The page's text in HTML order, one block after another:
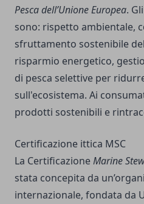
Pesca dell’Unione Europea. Gli
sono: rispetto ambientale,
sfruttamento sostenibile
risparmio energetico,
di pesca selettive per
sull'ecosistema. Ai
prodotti sostenibili e
Certificazione ittica MSC
La CertificazioneMarine
stata concepita da
internazionale, fondata da